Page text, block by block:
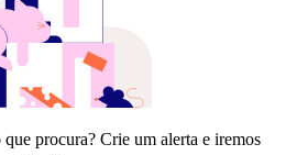
procura? Crie um alerta e iremos